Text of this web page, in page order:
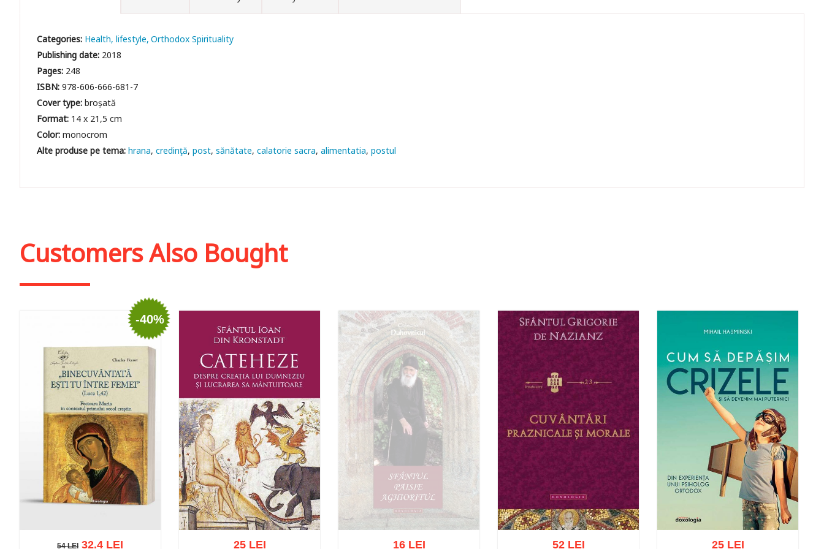
Categories: Health, lifestyle Orthodox Spirituality
Publishing date: 2018
Pages: 248
ISBN:978-606-666-681-7
Cover type:broșată
Format: 14 x 21,5 cm
Color:monocrom
hrana credinţă post sănătate calatorie sacra alimentatia postul
Customers Also Bought
-40%
54 LEI 32.4 LEI
25 LEI
16 LEI 52 LEI 25 LEI